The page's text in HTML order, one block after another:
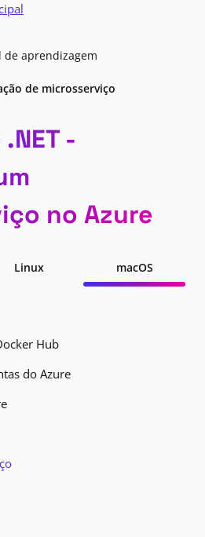
de aprendizagem
de microsserviço
-
no Azure
Linux macOS
Hub
do Azure